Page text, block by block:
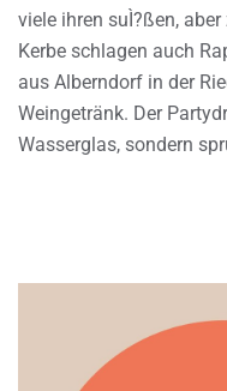
viele ihren suÌ?ßen,
Kerbe schlagen auch
aus Alberndorf in der
Weingetränk. Der
Wasserglas, sondern